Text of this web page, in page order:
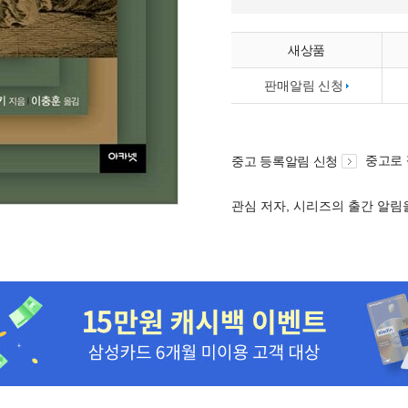
새상품
판매알림 신청
중고 등록알림 신청 중고로
관심 저자, 시리즈의 출간 알림